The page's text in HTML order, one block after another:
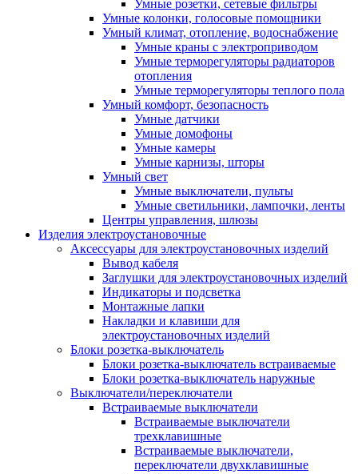
Умные розетки, сетевые фильтры
Умные колонки, голосовые помощники
Умный климат, отопление, водоснабжение
Умные краны с электроприводом
Умные терморегуляторы радиаторов
отопления
Умные терморегуляторы теплого пола
Умный комфорт, безопасность
Умные датчики
Умные домофоны
Умные камеры
Умные карнизы, шторы
Умный свет
Умные выключатели, пульты
Умные светильники, лампочки, ленты
Центры управления, шлюзы
Изделия электроустановочные
Аксессуары для электроустановочных изделий
Вывод кабеля
Заглушки для электроустановочных изделий
Индикаторы и подсветка
Монтажные лапки
Накладки и клавиши для
электроустановочных изделий
Блоки розетка-выключатель
Блоки розетка-выключатель встраиваемые
Блоки розетка-выключатель наружные
Выключатели/переключатели
Встраиваемые выключатели
Встраиваемые выключатели
трехклавишные
Встраиваемые выключатели,
переключатели двухклавишные